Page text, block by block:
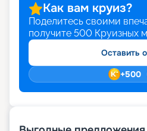
Как вам круиз?
Поделитесь своими
получите 500 Круизных
Оставить
+500